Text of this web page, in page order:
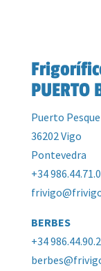
PUERTO
Puerto
36202 Vigo
Pontevedra
+34
BERBES
+34